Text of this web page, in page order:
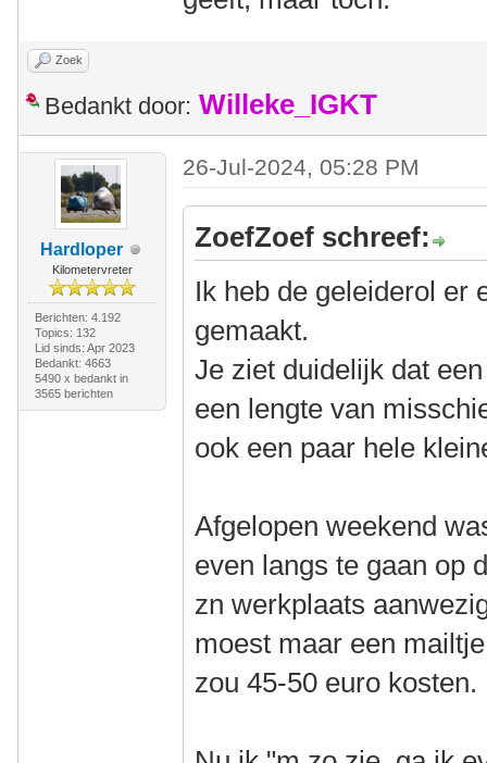
Zoek
Bedankt door: Willeke_IGKT
Hardloper
Kilometervreter
Berichten: 4.192
Topics: 132
Lid sinds: Apr 2023
Bedankt: 4663
5490 x bedankt in
3565 berichten
26-Jul-2024, 05:28 PM
ZoefZoef schreef:
Ik heb de geleiderol er
gemaakt.
Je ziet duidelijk dat
een lengte van
ook een paar hele
Afgelopen weekend
even langs te gaan op
zn werkplaats
moest maar een
zou 45-50 euro